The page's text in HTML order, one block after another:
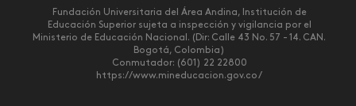
Fundación Universitaria del Área Andina, Institución de
Educación Superior sujeta a inspección y vigilancia por el
Ministerio de Educación Nacional. (Dir: Calle 43 No. 57 - 14. CAN.
Bogotá, Colombia)
Conmutador: (601) 22 22800
https://www.mineducacion.gov.co/